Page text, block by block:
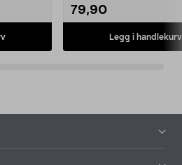
79,90
Legg i handlekurv